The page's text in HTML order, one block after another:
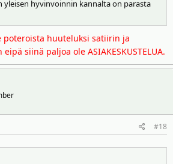
yleisen hyvinvoinnin kannalta on parasta
poteroista huuteluksi satiirin ja
siinä paljoa ole ASIAKESKUSTELUA.
#18